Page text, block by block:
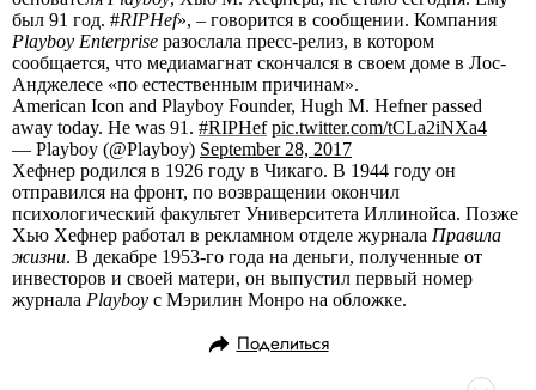
был 91 год. #RIPHef», – говорится в сообщении. Компания
Playboy Enterprise разослала пресс-релиз, в котором
сообщается, что медиамагнат скончался в своем доме в Лос-
Анджелесе «по естественным причинам».
American Icon and Playboy Founder, Hugh M. Hefner passed
away today. He was 91. #RIPHef pic.twitter.com/tCLa2iNXa4
— Playboy (@Playboy) September 28, 2017
Хефнер родился в 1926 году в Чикаго. В 1944 году он
отправился на фронт, по возвращении окончил
психологический факультет Университета Иллинойса. Позже
Хью Хефнер работал в рекламном отделе журнала Правила
жизни. В декабре 1953-го года на деньги, полученные от
инвесторов и своей матери, он выпустил первый номер
журнала Playboy с Мэрилин Монро на обложке.
Поделиться